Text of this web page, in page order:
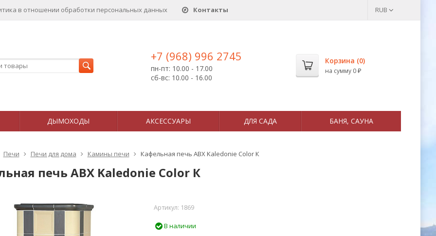
в отношении обработки персональных данныx Контакты RUB
+7 (968) 996 2745
пн-пт: 10.00 - 17.00
сб-вс: 10.00 - 16.00
Корзина (0)
на сумму 0 ₽
ДЫМОХОДЫ АКСЕССУАРЫ ДЛЯ САДА БАНЯ, САУНА
Печи Печи для дома Камины печи Кафельная печь ABX Kaledonie Color К
печь ABX Kaledonie Color К
Артикул: 1869
В наличии